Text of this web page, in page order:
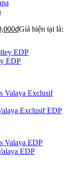
₫Giá hiện tại là:
EDP
Exclusif EDP
EDP